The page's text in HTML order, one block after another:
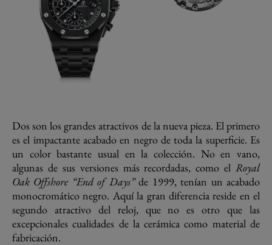
Dos son los grandes atractivos de la nueva pieza. El primero
es el impactante acabado en negro de toda la superficie. Es
un color bastante usual en la colección. No en vano,
algunas de sus versiones más recordadas, como el Royal
Oak Offshore “End of Days”de 1999, tenían un acabado
monocromático negro. Aquí la gran diferencia reside en el
segundo atractivo del reloj, que no es otro que las
excepcionales cualidades de la cerámica como material de
fabricación.